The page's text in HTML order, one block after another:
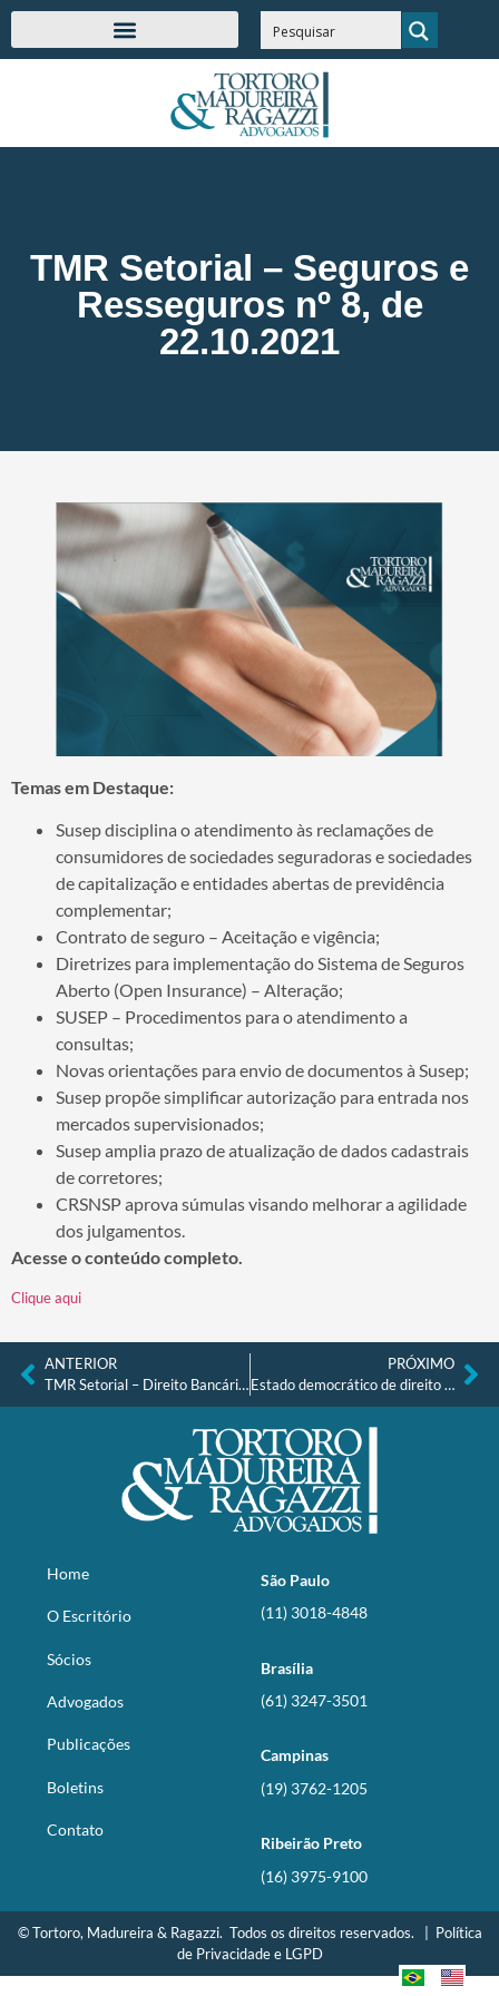
TMR Setorial – Seguros e
Resseguros nº 8, de
22.10.2021
Temas em Destaque:
Susep disciplina o atendimento às reclamações de
consumidores de sociedades seguradoras e sociedades
de capitalização e entidades abertas de previdência
complementar;
Contrato de seguro – Aceitação e vigência;
Diretrizes para implementação do Sistema de Seguros
Aberto (Open Insurance) – Alteração;
SUSEP – Procedimentos para o atendimento a
consultas;
Novas orientações para envio de documentos à Susep;
Susep propõe simplificar autorização para entrada nos
mercados supervisionados;
Susep amplia prazo de atualização de dados cadastrais
de corretores;
CRSNSP aprova súmulas visando melhorar a agilidade
dos julgamentos.
Acesse o conteúdo completo.
Clique aqui
ANTERIOR
TMR Setorial – Direito Bancário e Financeiro nº 7, de 18.10.2021
PRÓXIMO
Estado democrático de direito como princípio estruturante e a defesa da moralidade administrativa
Home
O Escritório
Sócios
Advogados
Publicações
Boletins
Contato
São Paulo
(11) 3018-4848
Brasília
(61) 3247-3501
Campinas
(19) 3762-1205
Ribeirão Preto
(16) 3975-9100
© Tortoro, Madureira & Ragazzi. Todos os direitos reservados. | Política
de Privacidade e LGPD